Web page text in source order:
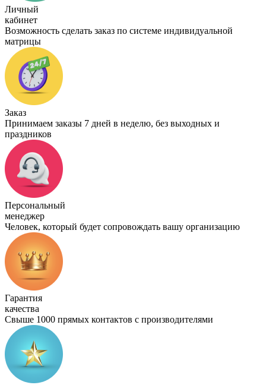
Личный
кабинет
Возможность сделать заказ по системе индивидуальной
матрицы
Заказ
Принимаем заказы 7 дней в неделю, без выходных и
праздников
Персональный
менеджер
Человек, который будет сопровождать вашу организацию
Гарантия
качества
Свыше 1000 прямых контактов с производителями